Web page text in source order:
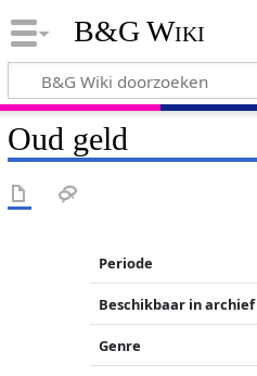
B&G Wiki
Oud geld
Periode
Beschikbaar in archief
Genre